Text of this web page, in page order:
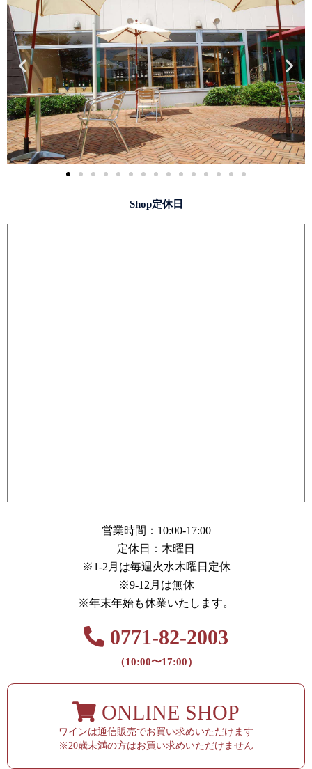
Shop定休日
営業時間：10:00-17:00
定休日：木曜日
※1-2月は毎週火水木曜日定休
※9-12月は無休
※年末年始も休業いたします。
0771-82-2003
（10:00〜17:00）
ONLINE SHOP
ワインは通信販売でお買い求めいただけます
※20歳未満の方はお買い求めいただけません